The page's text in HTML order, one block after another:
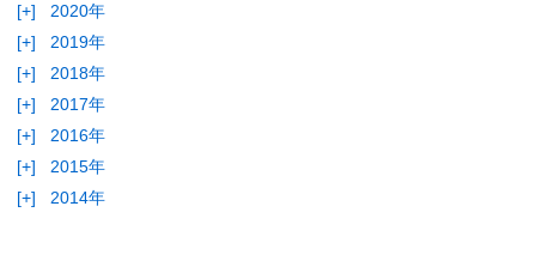
[+]
2020年
[+]
2019年
[+]
2018年
[+]
2017年
[+]
2016年
[+]
2015年
[+]
2014年